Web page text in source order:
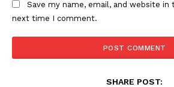
Save my name, email, and website
next time I comment.
SHARE POST: